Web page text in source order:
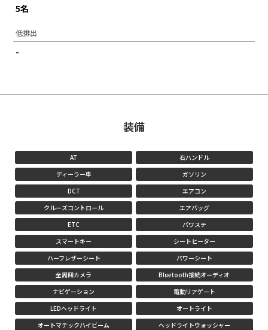
5名
低排出
-
装備
AT
右ハンドル
ディーラー車
ガソリン
DCT
エアコン
クルーズコントロール
エアバッグ
ETC
パワステ
スマートキー
シートヒーター
ハーフレザーシート
パワーシート
全周囲カメラ
Bluetooth接続オーディオ
ナビゲーション
電動リアゲート
LEDヘッドライト
オートライト
オートマチックハイビーム
ヘッドライトウォッシャー